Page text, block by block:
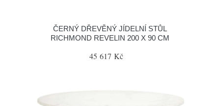
ČERNÝ DŘEVĚNÝ JÍDELNÍ STŮL
RICHMOND REVELIN 200 X 90 CM
45 617 Kč